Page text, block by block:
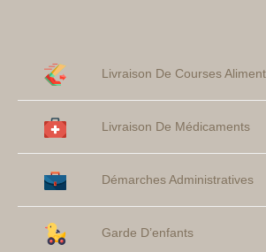
Livraison De Courses
Livraison De Médicaments
Démarches Administratives
Garde D’enfants